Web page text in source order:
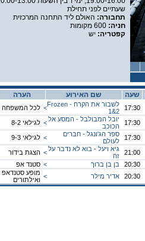
שעתיים לפני תחילת
תחבורה: האולם ליד התחנה המרכזית
חניה:
קפטריה: יש
הערה שם האירוע שעה
לכל המשפחה <לשבור את הקרח - Frozen
1&2
17:30
לגילאי 8-2 <יובל המבולבל - המסע אל
הכוכב
17:30
לגילאי 9-3 <
ספר הג'ונגל - חברים
לעולם
17:30
הצגת בידור <גיא ויעל - בוא לא נדבר על
זה
21:00
סטנד אפ < בן בן ברוך 20:30
מופע סטנדאפ
ואילתורים < אדיר מילר 20:30